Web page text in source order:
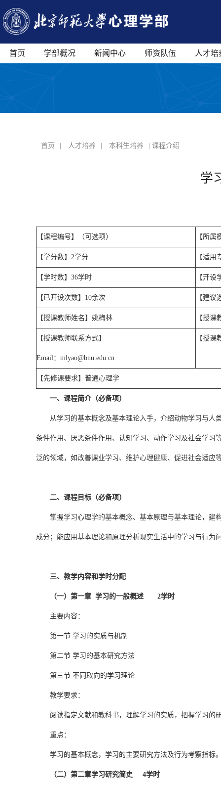
首页 学部概况 新闻中心 师资队伍 人才培
首页 人才培养 本科生培养 | 课程介绍
学
【课程编号】（可选项） 【所属
【学分数】 2学分 【适
【学时数】 36学时 【开设
【已开设次数】 10余次 【建议
【授课教师姓名】姚梅林 【授课
【授课教师联系方式】
Email： mlyao@bnu.edu.cn
【授课
【先修课要求】普通心理学
一、课程简介（必备项）
从学习的基本概念及基本理论入手，介绍动物学习与
条件作用、厌恶条件作用、认知学习、动作学习及社会学
泛的领域，如改善课业学习、维护心理健康、促进社会适应
二、课程目标（必备项）
掌握学习心理学的基本概念、基本原理与基本理论，建
成分；能应用基本理论和原理分析现实生活中的学习与行
三、教学内容和学时分配
（一）第一章 学习的一般概述 2学时
主要内容：
第一节 学习的实质与机制
第二节 学习的基本研究方法
第三节 不同取向的学习理论
教学要求：
阅读指定文献和教科书，理解学习的实质，把握学习的
重点：
学习的基本概念，学习的主要研究方法及行为考察指标
（二）第二章学习研究简史 4学时